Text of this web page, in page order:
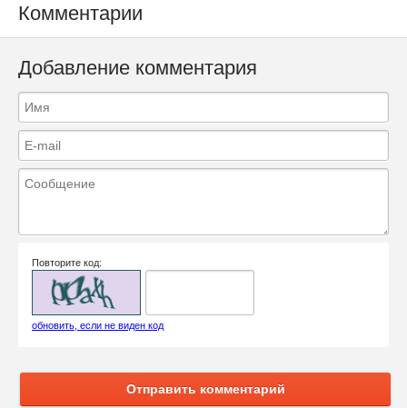
Комментарии
Добавление комментария
Повторите код:
обновить, если не виден код
Отправить комментарий